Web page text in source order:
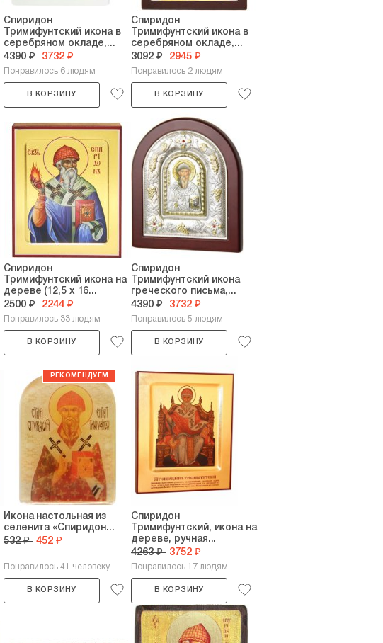
Спиридон
Тримифунтский икона в
серебряном окладе,...
4390 ₽ 3732 ₽
Понравилось 6 людям
В КОРЗИНУ
Спиридон
Тримифунтский икона в
серебряном окладе,...
3092 ₽ 2945 ₽
Понравилось 2 людям
В КОРЗИНУ
Спиридон
Тримифунтский икона на
дереве (12,5 х 16...
2500 ₽ 2244 ₽
Понравилось 33 людям
В КОРЗИНУ
Спиридон
Тримифунтский икона
греческого письма,...
4390 ₽ 3732 ₽
Понравилось 5 людям
В КОРЗИНУ
Икона настольная из
селенита «Спиридон...
532 ₽ 452 ₽
Понравилось 41 человеку
В КОРЗИНУ
Спиридон
Тримифунтский, икона на
дереве, ручная...
4263 ₽ 3752 ₽
Понравилось 17 людям
В КОРЗИНУ